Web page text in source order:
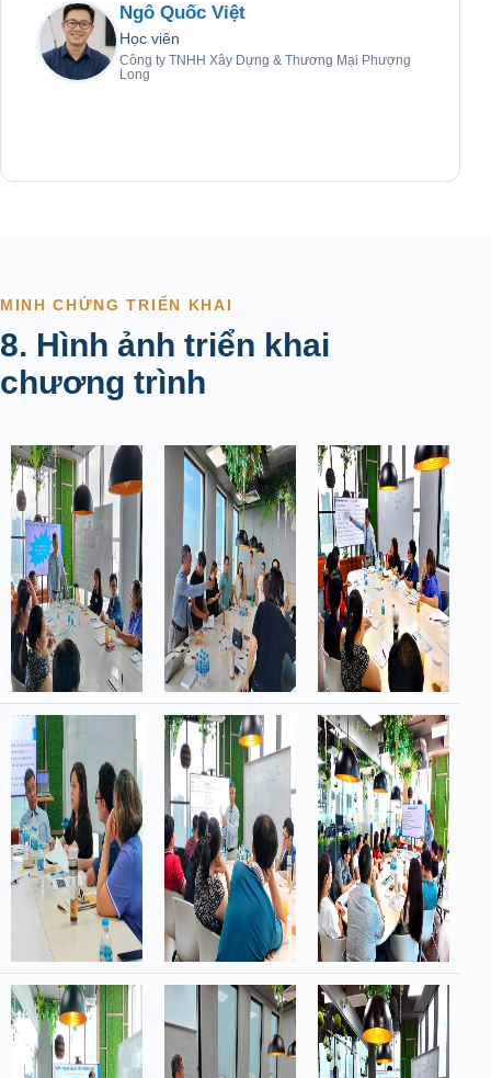
Ngô Quốc Việt
Học viên
Công ty TNHH Xây Dựng & Thương Mại Phượng
Long
MINH CHỨNG TRIỂN KHAI
8. Hình ảnh triển khai
chương trình